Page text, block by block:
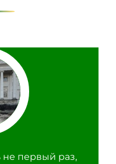
не первый раз,